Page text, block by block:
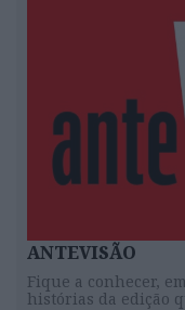
ANTEVISÃO
Fique a conhecer,
histórias da edição